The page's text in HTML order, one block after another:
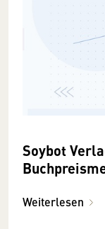
Soybot
Weiterlesen